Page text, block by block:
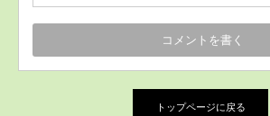
トップページに戻る